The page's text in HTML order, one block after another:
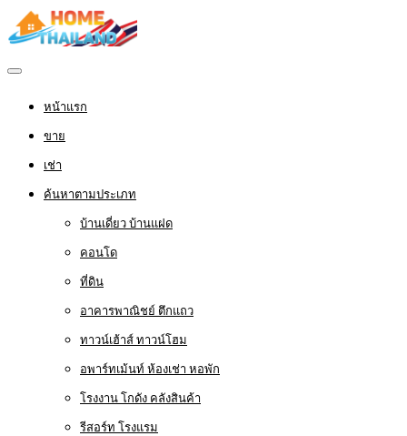
หน้าแรก
ขาย
เช่า
ค้นหาตามประเภท
บ้านเดี่ยว บ้านแฝด
คอนโด
ที่ดิน
อาคารพาณิชย์ ตึกแถว
ทาวน์เฮ้าส์ ทาวน์โฮม
อพาร์ทเม้นท์ ห้องเช่า หอพัก
โรงงาน โกดัง คลังสินค้า
รีสอร์ท โรงแรม